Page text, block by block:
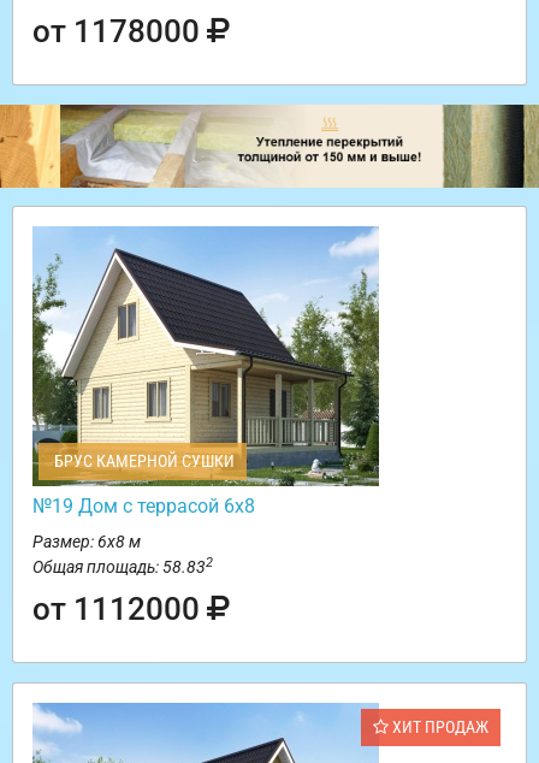
от 1178000
БРУС КАМЕРНОЙ СУШКИ
№19 Дом с террасой 6х8
Размер: 6х8 м
Общая площадь: 58.832
от 1112000
ХИТ ПРОДАЖ